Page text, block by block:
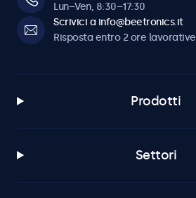
Lun–Ven, 8:30–17:30
Scrivici a info@beetronics.it
Risposta entro 2 ore lavorative
Prodotti
Settori